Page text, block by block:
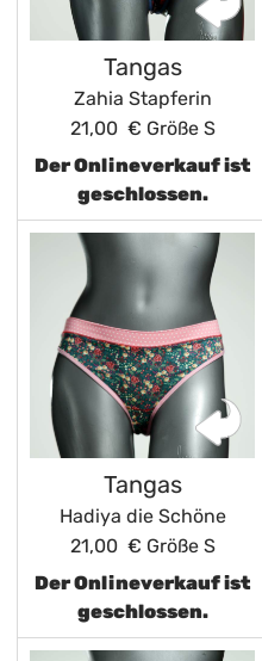
Tangas
Zahia Stapferin
21,00 € Größe S
Der Onlineverkauf ist
geschlossen.
Tangas
Hadiya die Schöne
21,00 € Größe S
Der Onlineverkauf ist
geschlossen.